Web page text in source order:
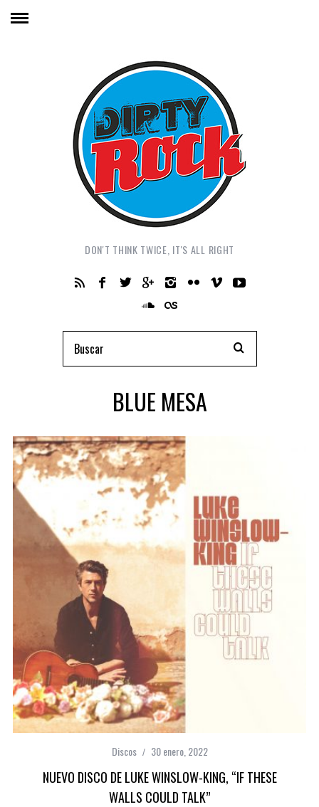
DON'T THINK TWICE, IT'S ALL RIGHT
BLUE MESA
Discos 30 enero, 2022
NUEVO DISCO DE LUKE WINSLOW-KING, “IF THESE
WALLS COULD TALK”